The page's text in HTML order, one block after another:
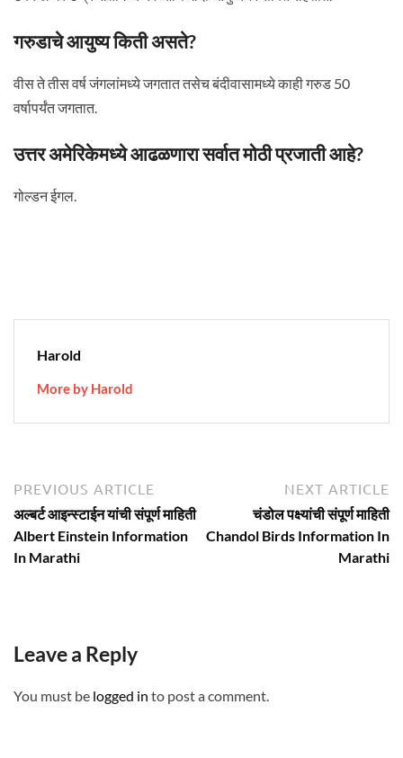
गरुडाचे आयुष्य किती असते?
वीस ते तीस वर्ष जंगलांमध्ये जगतात तसेच बंदीवासामध्ये काही गरुड 50
वर्षापर्यंत जगतात.
उत्तर अमेरिकेमध्ये आढळणारा सर्वात मोठी प्रजाती आहे?
गोल्डन ईगल.
Harold
More by Harold
Post
navigation
PREVIOUS ARTICLE
article:
अल्बर्ट आइन्स्टाईन यांची संपूर्ण माहिती
Albert Einstein Information
In Marathi
NEXT ARTICLE
चंडोल पक्ष्यांची संपूर्ण माहिती
Chandol Birds Information In
Marathi
Leave a Reply
You must be logged in to post a comment.